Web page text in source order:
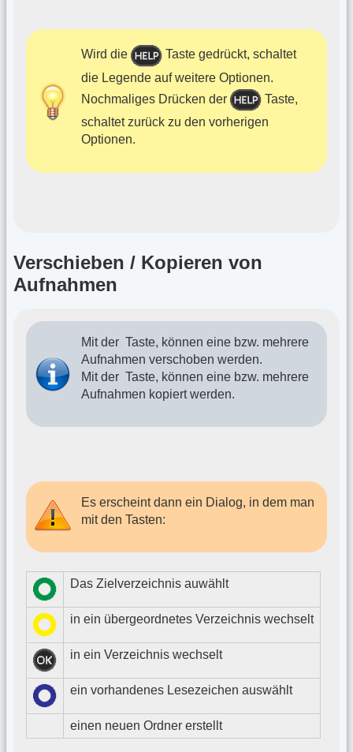
Wird die
Taste gedrückt, schaltet
die Legende auf weitere Optionen.
Nochmaliges Drücken der
Taste,
schaltet zurück zu den vorherigen
Optionen.
Verschieben / Kopieren von
Aufnahmen
Mit der Taste, können eine bzw. mehrere
Aufnahmen verschoben werden.
Mit der Taste, können eine bzw. mehrere
Aufnahmen kopiert werden.
Es erscheint dann ein Dialog, in dem man
mit den Tasten:
Das Zielverzeichnis auwählt
in ein übergeordnetes Verzeichnis wechselt
in ein Verzeichnis wechselt
ein vorhandenes Lesezeichen auswählt
einen neuen Ordner erstellt